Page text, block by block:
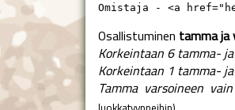
Omistaja - <a
Osallistuminen tamma ja
Korkeintaan 6 tamma-
Korkeintaan 1 tamma-
Tamma varsoineen